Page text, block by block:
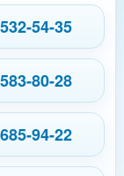
54-35
80-28
94-22